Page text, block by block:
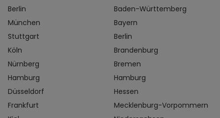
Berlin
München
Stuttgart
Köln
Nürnberg
Hamburg
Düsseldorf
Frankfurt
Baden-Württemberg
Bayern
Berlin
Brandenburg
Bremen
Hamburg
Hessen
Mecklenburg-Vorpommern